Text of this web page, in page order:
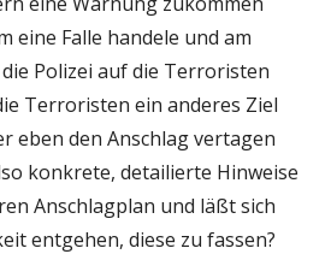
eine Falle handele und am
Polizei auf die Terroristen
Terroristen ein anderes Ziel
eben den Anschlag vertagen
konkrete, detailierte Hinweise
Anschlagplan und läßt sich
entgehen, diese zu fassen?